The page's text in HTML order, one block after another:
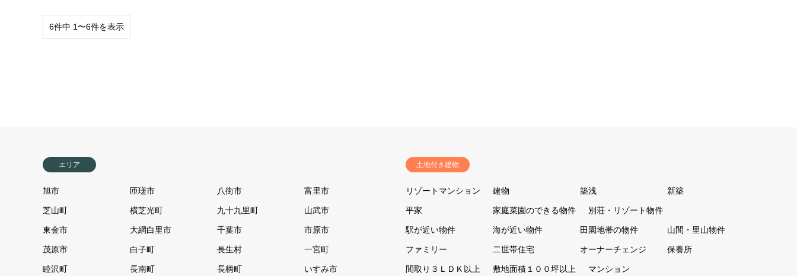
6件中 1〜6件を表示
エリア
旭市 匝瑳市 八街市 富里市
芝山町 横芝光町 九十九里町 山武市
東金市 大網白里市 千葉市 市原市
茂原市 白子町 長生村 一宮町
睦沢町 長南町 長柄町 いすみ市
土地付き建物
リゾートマンション 建物 築浅 新築
平家 家庭菜園のできる物件 別荘・リゾート物件
駅が近い物件 海が近い物件 田園地帯の物件 山間・里山物件
ファミリー 二世帯住宅 オーナーチェンジ 保養所
間取り３ＬＤＫ以上 敷地面積１００坪以上 マンション